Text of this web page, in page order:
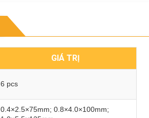
GIÁ TRỊ
6 pcs
0.4×2.5×75mm; 0.8×4.0×100mm;